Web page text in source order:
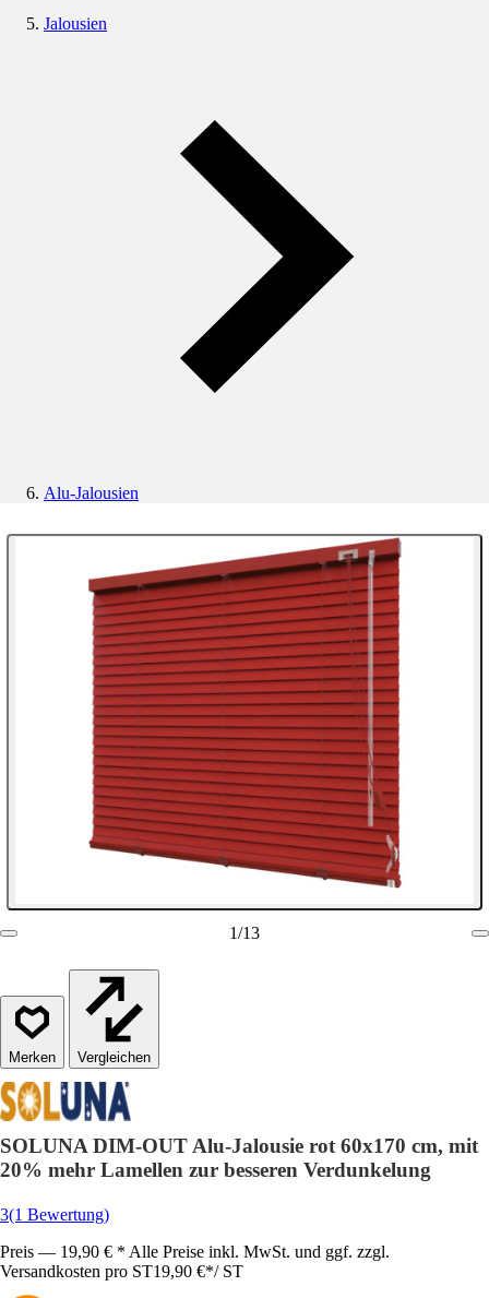
Jalousien
Alu-Jalousien
1/13
Vergleichen
SOLUNA DIM-OUT Alu-Jalousie rot 60x170 cm, mit
20% mehr Lamellen zur besseren Verdunkelung
3(1 Bewertung)
Preis — 19,90 € * Alle Preise inkl. MwSt. und ggf. zzgl.
Versandkosten pro ST19,90 €*/ ST